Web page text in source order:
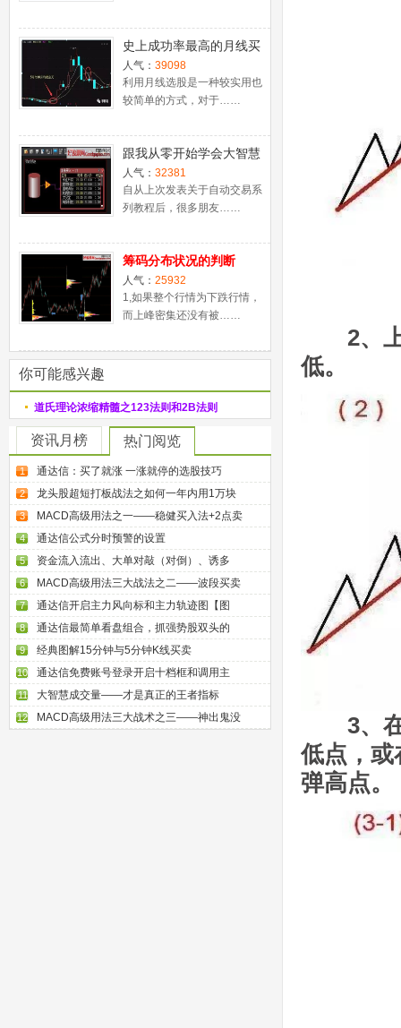
史上成功率最高的月线买
入法，精准高效筛选暴涨
牛股，堪称选股法宝！
人气： 39098
利用月线选股是一种较实用也
较简单的方式，对于……
跟我从零开始学会大智慧
股票池自动交易
人气： 32381
自从上次发表关于自动交易系
列教程后，很多朋友……
筹码分布状况的判断
人气： 25932
1,如果整个行情为下跌行情，
而上峰密集还没有被……
你可能感兴趣
道氏理论浓缩精髓之123法则和2B法则
资讯月榜 热门阅览
1 通达信：买了就涨 一涨就停的选股技巧
2 龙头股超短打板战法之如何一年内用1万块
3 MACD高级用法之一——稳健买入法+2点卖
4 通达信公式分时预警的设置
5 资金流入流出、大单对敲（对倒）、诱多
6 MACD高级用法三大战法之二——波段买卖
7 通达信开启主力风向标和主力轨迹图【图
8 通达信最简单看盘组合，抓强势股双头的
9 经典图解15分钟与5分钟K线买卖
10 通达信免费账号登录开启十档框和调用主
11 大智慧成交量——才是真正的王者指标
12 MACD高级用法三大战术之三——神出鬼没
2、上
低。
3、在
低点，或
弹高点。